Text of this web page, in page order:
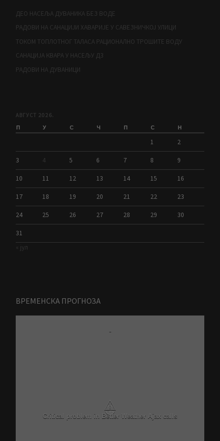
ДЕО НАСЕЉА ДУВАНИКА БЕЗ ВОДЕ
РАДОВИ НА САНАЦИЈИ ХАВАРИЈЕ У САВЕЗНИЧКОЈ УЛИЦИ
ТОКОМ ТОПЛОТНОГ ТАЛАСА РАЦИОНАЛНО ТРОШИТЕ ВОДУ
САНАЦИЈА КВАРА У НАСЕЉУ Д3
РАДОВИ НА ДУВАНИЦИ
АВГУСТ 2026.
П У С Ч П С Н
1 2
3 4 5 6 7 8 9
10 11 12 13 14 15 16
17 18 19 20 21 22 23
24 25 26 27 28 29 30
31
« јул
ВРЕМЕНСКА ПРОГНОЗА
-
⚠
Critical problem in Better Weather Ajax calls